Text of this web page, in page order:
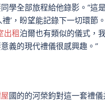
學全部旅程給他錄影。“這
禮’，盼望能記錄下一切環節
出租 泊爾也有類似的儀式，
義的現代禮儀很感興趣。”
國的的河榮鈞對這一套禮儀